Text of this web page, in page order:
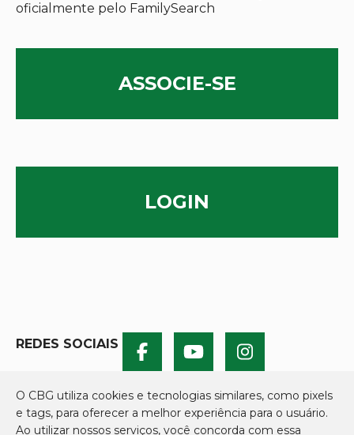
oficialmente pelo FamilySearch
ASSOCIE-SE
LOGIN
REDES SOCIAIS
O CBG utiliza cookies e tecnologias similares, como pixels
e tags, para oferecer a melhor experiência para o usuário.
Ao utilizar nossos serviços, você concorda com essa